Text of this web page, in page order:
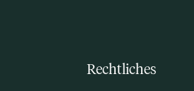
Rechtliches